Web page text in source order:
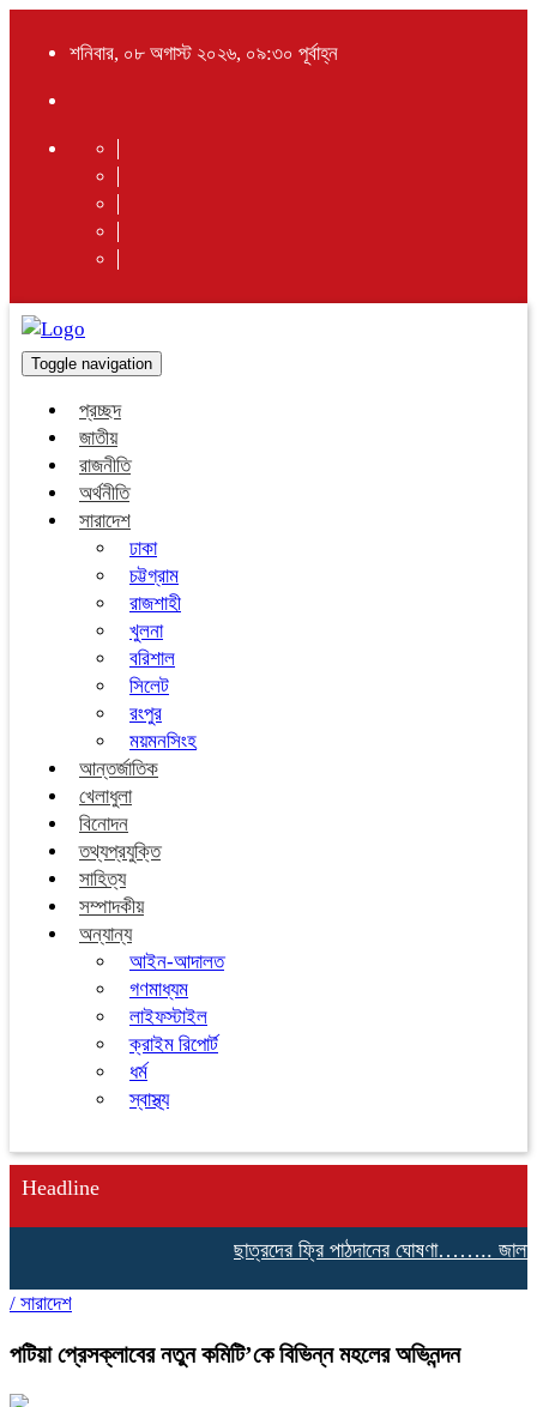
শনিবার, ০৮ অগাস্ট ২০২৬, ০৯:৩০ পূর্বাহ্ন
Toggle navigation
প্রচ্ছদ
জাতীয়
রাজনীতি
অর্থনীতি
সারাদেশ
ঢাকা
চট্টগ্রাম
রাজশাহী
খুলনা
বরিশাল
সিলেট
রংপুর
ময়মনসিংহ
আন্তর্জাতিক
খেলাধুলা
বিনোদন
তথ্যপ্রযুক্তি
সাহিত্য
সম্পাদকীয়
অন্যান্য
আইন-আদালত
গণমাধ্যম
লাইফস্টাইল
ক্রাইম রিপোর্ট
ধর্ম
স্বাস্থ্য
Headline
ছাত্রদের ফ্রি পাঠদানের ঘোষণা……..
/ সারাদেশ
পটিয়া প্রেসক্লাবের নতুন কমিটি’কে বিভিন্ন মহলের অভিনন্দন